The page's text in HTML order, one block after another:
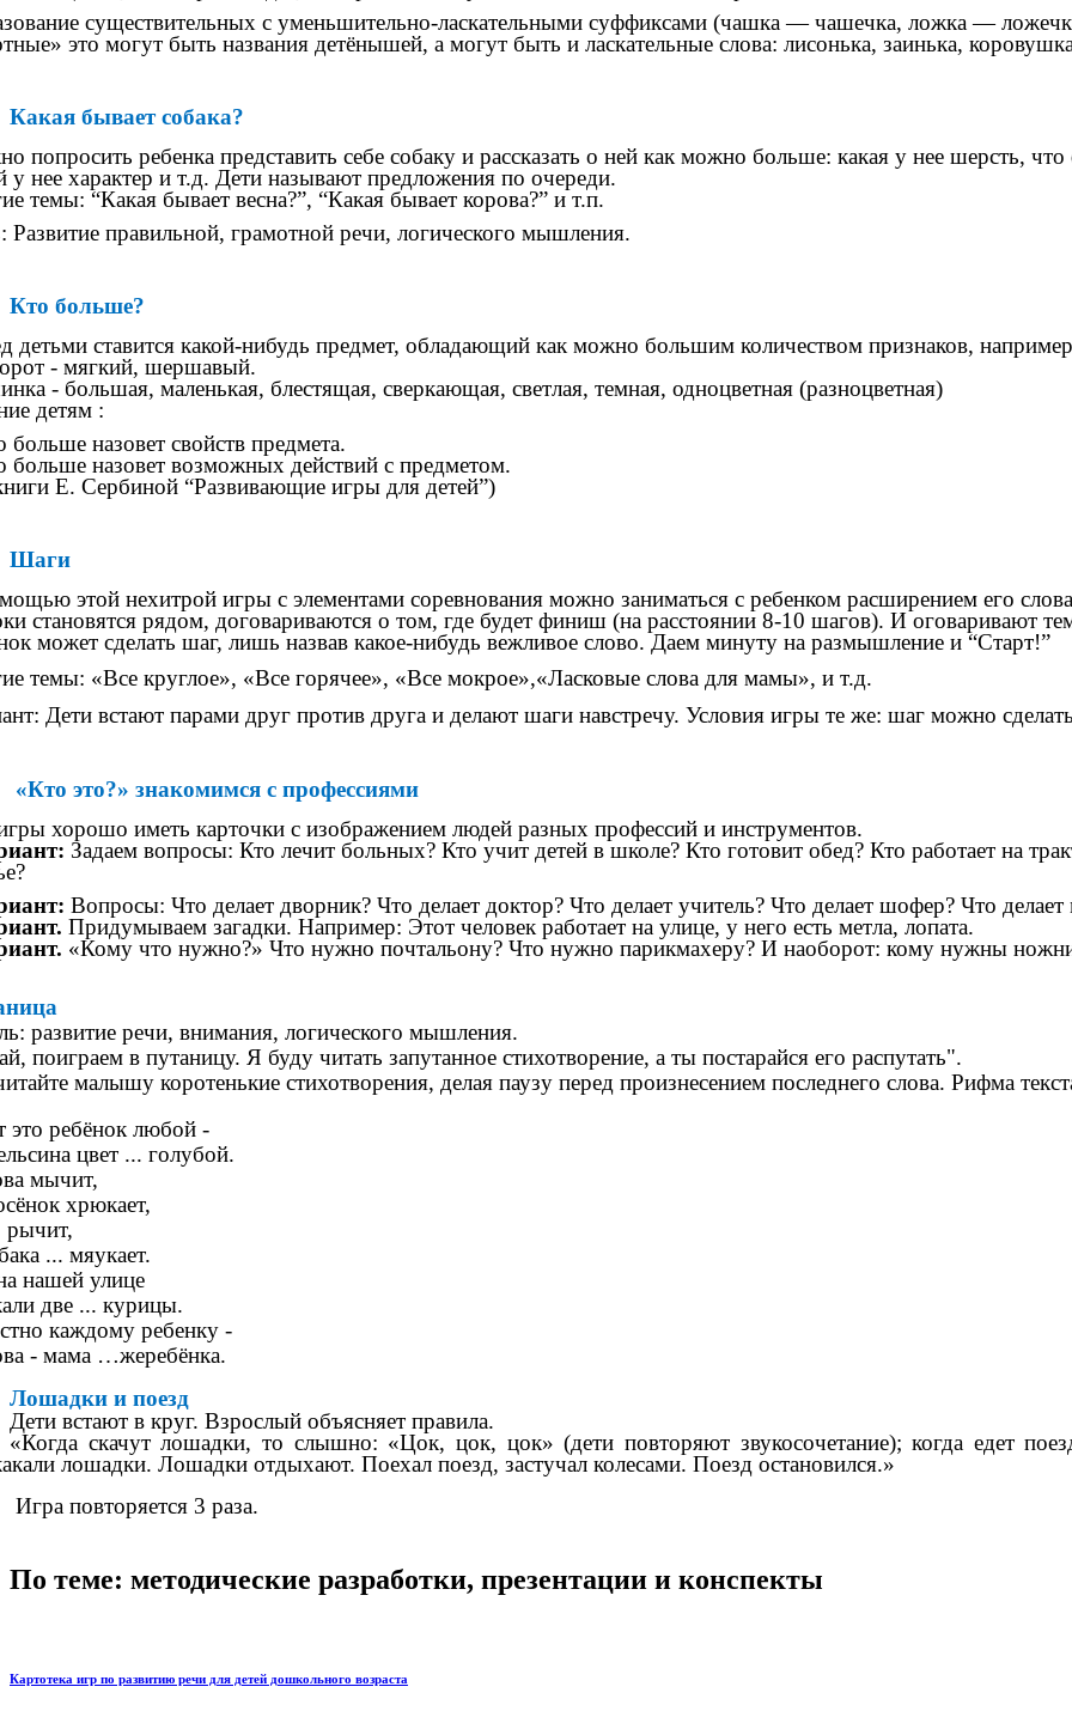
существительных с уменьшительно-ласкательными суффиксами (чашка — чашечка, ложка —
это могут быть названия детёнышей, а могут быть и ласкательные слова: лисонька, заинька,
Какая бывает собака?
попросить ребенка представить себе собаку и рассказать о ней как можно больше: какая у нее шерсть,
у нее характер и т.д. Дети называют предложения по очереди.
темы: “Какая бывает весна?”, “Какая бывает корова?” и т.п.
Развитие правильной, грамотной речи, логического мышления.
Кто больше?
детьми ставится какой-нибудь предмет, обладающий как можно большим количеством признаков,
- мягкий, шершавый.
- большая, маленькая, блестящая, сверкающая, светлая, темная, одноцветная (разноцветная)
детям :
больше назовет свойств предмета.
больше назовет возможных действий с предметом.
Е. Сербиной “Развивающие игры для детей”)
Шаги
этой нехитрой игры с элементами соревнования можно заниматься с ребенком расширением его
становятся рядом, договариваются о том, где будет финиш (на расстоянии 8-10 шагов). И оговаривают
может сделать шаг, лишь назвав какое-нибудь вежливое слово. Даем минуту на размышление и “Старт!”
темы: «Все круглое», «Все горячее», «Все мокрое»,«Ласковые слова для мамы», и т.д.
Дети встают парами друг против друга и делают шаги навстречу. Условия игры те же: шаг можно
«Кто это?» знакомимся с профессиями
хорошо иметь карточки с изображением людей разных профессий и инструментов.
Задаем вопросы: Кто лечит больных? Кто учит детей в школе? Кто готовит обед? Кто работает на
Вопросы: Что делает дворник? Что делает доктор? Что делает учитель? Что делает шофер? Что
Придумываем загадки. Например: Этот человек работает на улице, у него есть метла, лопата.
«Кому что нужно?» Что нужно почтальону? Что нужно парикмахеру? И наоборот: кому нужны
развитие речи, внимания, логического мышления.
поиграем в путаницу. Я буду читать запутанное стихотворение, а ты постарайся его распутать".
малышу коротенькие стихотворения, делая паузу перед произнесением последнего слова. Рифма
это ребёнок любой -
цвет ... голубой.
мычит,
хрюкает,
рычит,
... мяукает.
нашей улице
две ... курицы.
каждому ребенку -
- мама …жеребёнка.
Лошадки и поезд
Дети встают в круг. Взрослый объясняет правила.
«Когда скачут лошадки, то слышно: «Цок, цок, цок» (дети повторяют звукосочетание); когда едет
лошадки. Лошадки отдыхают. Поехал поезд, застучал колесами. Поезд остановился.»
Игра повторяется 3 раза.
По теме: методические разработки, презентации и конспекты
Картотека игр по развитию речи для детей дошкольного возраста